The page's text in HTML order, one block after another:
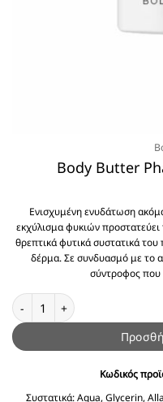
Body Butter
Ενισχυμένη ενυδάτωση
εκχύλισμα φυκιών
θρεπτικά φυτικά συστατικά
δέρμα. Σε συνδυασμό με το
σύντροφος που
Body Butter Phantom Parfum
Κωδικός
Συστατικά:Aqua, Glycerin,